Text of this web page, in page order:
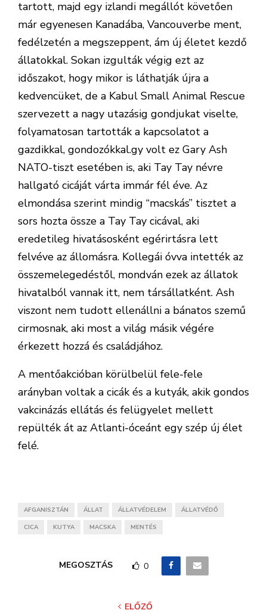
tartott, majd egy izlandi megállót követően
már egyenesen Kanadába, Vancouverbe ment,
fedélzetén a megszeppent, ám új életet kezdő
állatokkal. Sokan izgulták végig ezt az
időszakot, hogy mikor is láthatják újra a
kedvencüket, de a Kabul Small Animal Rescue
szervezett a nagy utazásig gondjukat viselte,
folyamatosan tartották a kapcsolatot a
gazdikkal, gondozókkal.gy volt ez Gary Ash
NATO-tiszt esetében is, aki Tay Tay névre
hallgató cicáját várta immár fél éve. Az
elmondása szerint mindig “macskás” tisztet a
sors hozta össze a Tay Tay cicával, aki
eredetileg hivatásosként egérirtásra lett
felvéve az állomásra. Kollegái óvva intették az
összemelegedéstől, mondván ezek az állatok
hivatalból vannak itt, nem társállatként. Ash
viszont nem tudott ellenállni a bánatos szemű
cirmosnak, aki most a világ másik végére
érkezett hozzá és családjához.
A mentőakcióban körülbelül fele-fele
arányban voltak a cicák és a kutyák, akik gondos
vakcinázás ellátás és felügyelet mellett
repülték át az Atlanti-óceánt egy szép új élet
felé.
AFGANISZTÁN ÁLLAT ÁLLATVÉDELEM ÁLLATVÉDŐ
CICA KUTYA MACSKA MENTÉS
MEGOSZTÁS 0
ELŐZŐ